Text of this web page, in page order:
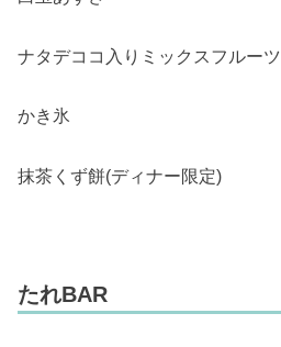
ナタデココ入りミックスフルーツ
かき氷
抹茶くず餅(ディナー限定)
たれBAR